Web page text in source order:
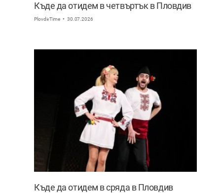
Къде да отидем в четвъртък в Пловдив
PlovdivTime 30.07.2026
Къде да отидем в сряда в Пловдив